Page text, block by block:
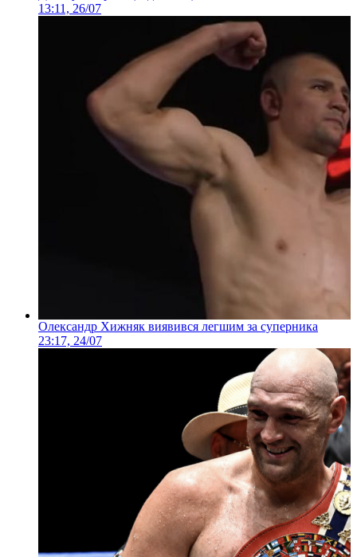
13:11, 26/07
Олександр Хижняк виявився легшим за суперника
23:17, 24/07